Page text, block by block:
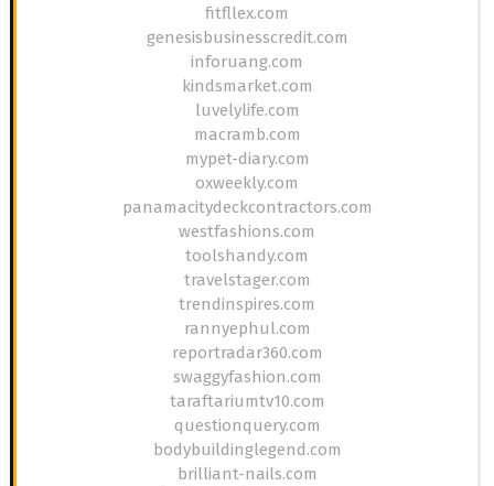
fitfllex.com
genesisbusinesscredit.com
inforuang.com
kindsmarket.com
luvelylife.com
macramb.com
mypet-diary.com
oxweekly.com
panamacitydeckcontractors.com
westfashions.com
toolshandy.com
travelstager.com
trendinspires.com
rannyephul.com
reportradar360.com
swaggyfashion.com
taraftariumtv10.com
questionquery.com
bodybuildinglegend.com
brilliant-nails.com